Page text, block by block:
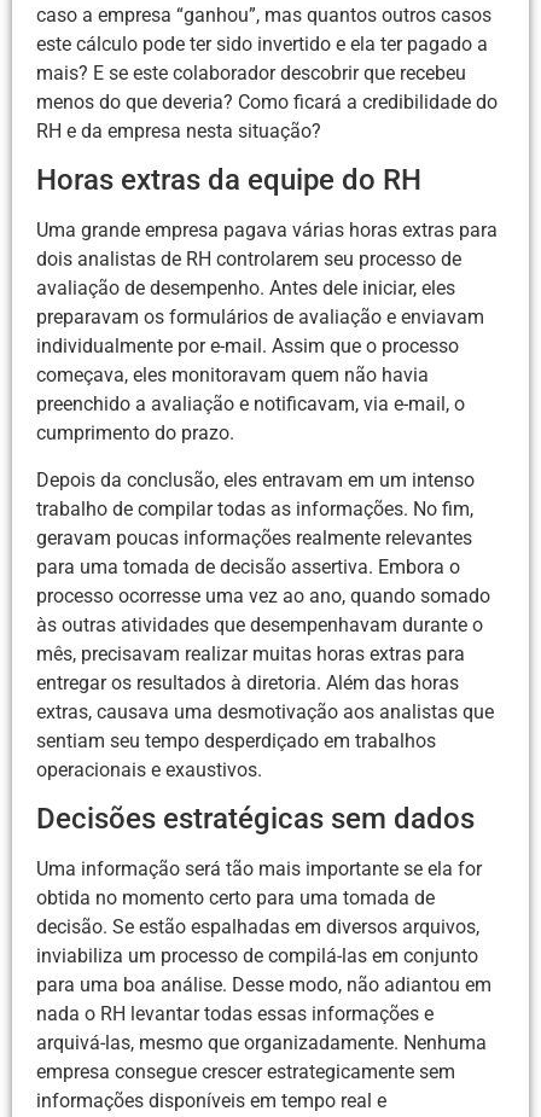
caso a empresa “ganhou”, mas quantos outros casos
este cálculo pode ter sido invertido e ela ter pagado a
mais? E se este colaborador descobrir que recebeu
menos do que deveria? Como ficará a credibilidade do
RH e da empresa nesta situação?
Horas extras da equipe do RH
Uma grande empresa pagava várias horas extras para
dois analistas de RH controlarem seu processo de
avaliação de desempenho. Antes dele iniciar, eles
preparavam os formulários de avaliação e enviavam
individualmente por e-mail. Assim que o processo
começava, eles monitoravam quem não havia
preenchido a avaliação e notificavam, via e-mail, o
cumprimento do prazo.
Depois da conclusão, eles entravam em um intenso
trabalho de compilar todas as informações. No fim,
geravam poucas informações realmente relevantes
para uma tomada de decisão assertiva. Embora o
processo ocorresse uma vez ao ano, quando somado
às outras atividades que desempenhavam durante o
mês, precisavam realizar muitas horas extras para
entregar os resultados à diretoria. Além das horas
extras, causava uma desmotivação aos analistas que
sentiam seu tempo desperdiçado em trabalhos
operacionais e exaustivos.
Decisões estratégicas sem dados
Uma informação será tão mais importante se ela for
obtida no momento certo para uma tomada de
decisão. Se estão espalhadas em diversos arquivos,
inviabiliza um processo de compilá-las em conjunto
para uma boa análise. Desse modo, não adiantou em
nada o RH levantar todas essas informações e
arquivá-las, mesmo que organizadamente. Nenhuma
empresa consegue crescer estrategicamente sem
informações disponíveis em tempo real e